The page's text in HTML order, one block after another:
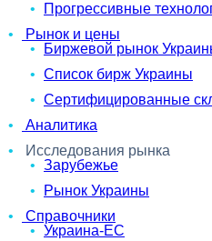
Прогрессивные
Рынок и цены
Биржевой рынок
Список бирж Украины
Сертифицированные
Аналитика
Исследования рынка
Зарубежье
Рынок Украины
Справочники
Украина-ЕС